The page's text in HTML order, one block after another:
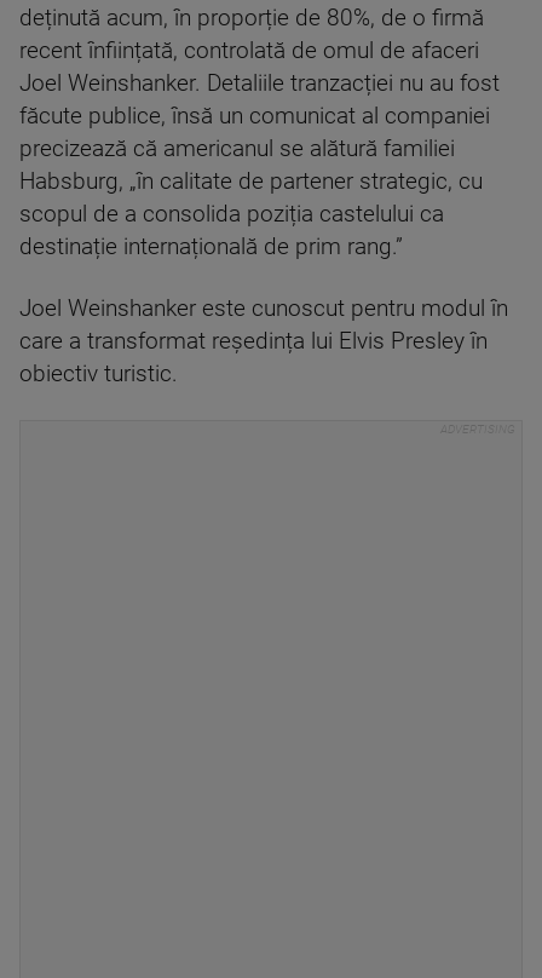
deținută acum, în proporție de 80%, de o firmă
recent înființată, controlată de omul de afaceri
Joel Weinshanker. Detaliile tranzacției nu au fost
făcute publice, însă un comunicat al companiei
precizează că americanul se alătură familiei
Habsburg, „în calitate de partener strategic, cu
scopul de a consolida poziția castelului ca
destinație internațională de prim rang.”
Joel Weinshanker este cunoscut pentru modul în
care a transformat reședința lui Elvis Presley în
obiectiv turistic.